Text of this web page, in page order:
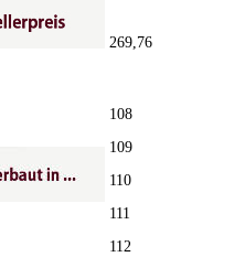
269,76
108
109
110
111
112